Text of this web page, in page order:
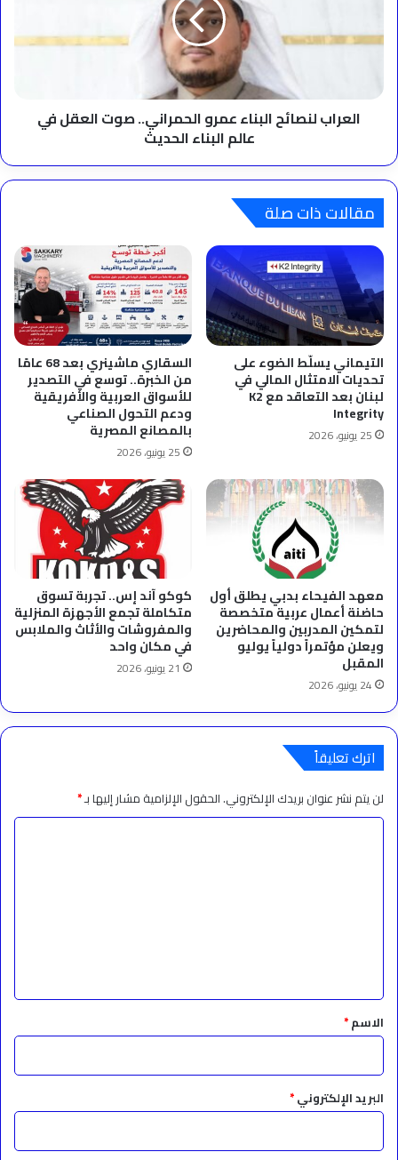
صوت
عالم
العراب لنصائح البناء عمرو الحمراني.. صوت العقل في
عالم البناء الحديث
مقالات ذات صلة
التيماني يسلّط الضوء على
تحديات الامتثال المالي في
لبنان بعد التعاقد مع K2
Integrity
25 يونيو، 2026
السقاري ماشينري بعد 68 عامًا
من الخبرة.. توسع في التصدير
للأسواق العربية والأفريقية
ودعم التحول الصناعي
بالمصانع المصرية
25 يونيو، 2026
معهد الفيحاء بدبي يطلق أول
حاضنة أعمال عربية متخصصة
لتمكين المدربين والمحاضرين
ويعلن مؤتمراً دولياً يوليو
المقبل
24 يونيو، 2026
كوكو آند إس.. تجربة تسوق
متكاملة تجمع الأجهزة المنزلية
والمفروشات والأثاث والملابس
في مكان واحد
21 يونيو، 2026
اترك تعليقاً
لن يتم نشر عنوان بريدك الإلكتروني.الحقول الإلزامية مشار إليها بـ*
ق
*الاسم*
البريد الإلكتروني*